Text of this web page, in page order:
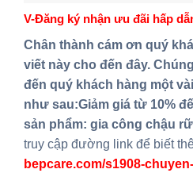
V-Đăng ký nhận ưu đãi hấp
Chân thành cám ơn quý
viết này cho đến đây.
đến quý khách hàng một
như sau:Giảm giá từ 10%
sản phẩm: gia công chậu
truy cập đường link để biết
bepcare.com/s1908-